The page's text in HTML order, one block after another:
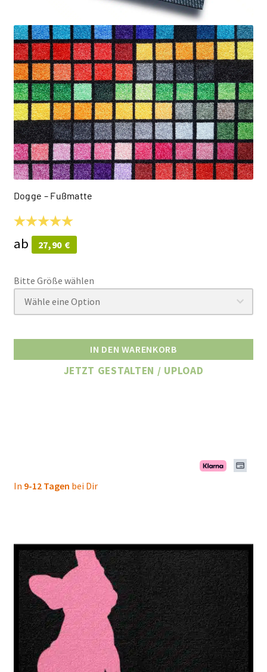
Dogge – Fußmatte
ab 27,90 €
JETZT GESTALTEN / UPLOAD
IN DEN WARENKORB